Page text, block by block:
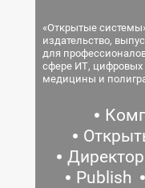
«Открытые
издательство,
для
сфере ИТ, цифровых
медицины и
Publish